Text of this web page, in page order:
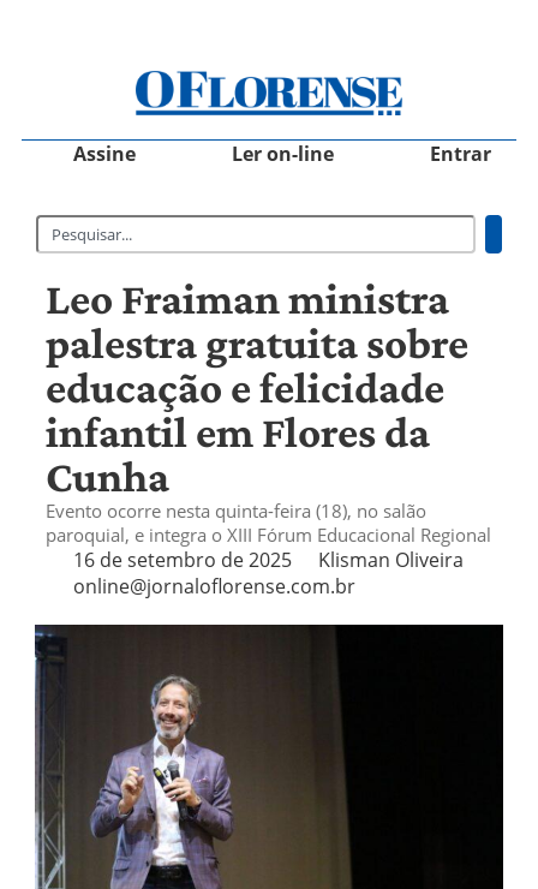
Assine Ler on-line Entrar
Leo Fraiman ministra
palestra gratuita sobre
educação e felicidade
infantil em Flores da
Cunha
Evento ocorre nesta quinta-feira (18), no salão
paroquial, e integra o XIII Fórum Educacional Regional
16 de setembro de 2025
Klisman Oliveira
online@jornaloflorense.com.br